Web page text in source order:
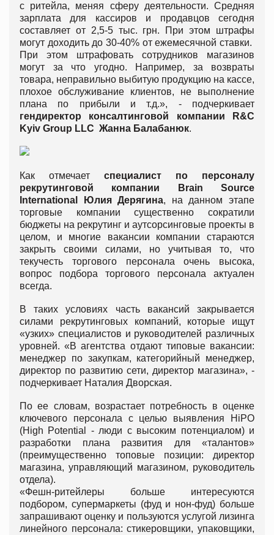
с ритейла, меняя сферу деятельности. Средняя
зарплата для кассиров и продавцов сегодня
составляет от 2,5-5 тыс. грн. При этом штрафы
могут доходить до 30-40% от ежемесячной ставки.
При этом штрафовать сотрудников магазинов
могут за что угодно. Например, за возвраты
товара, неправильно выбитую продукцию на кассе,
плохое обслуживание клиентов, не выполнение
плана по прибыли и т.д.», - подчеркивает
гендиректор консалтинговой компании R&C
Kyiv Group LLC Жанна Балабанюк.
Как отмечает специалист по персоналу
рекрутинговой компании Brain Source
International Юлия Дерягина, на данном этапе
торговые компании существенно сократили
бюджеты на рекрутинг и аутсорсинговые проекты в
целом, и многие вакансии компании стараются
закрыть своими силами, но учитывая то, что
текучесть торгового персонала очень высока,
вопрос подбора торгового персонала актуален
всегда.
В таких условиях часть вакансий закрывается
силами рекрутинговых компаний, которые ищут
«узких» специалистов и руководителей различных
уровней. «В агентства отдают типовые вакансии:
менеджер по закупкам, категорийный менеджер,
директор по развитию сети, директор магазина», -
подчеркивает Наталия Дворская.
По ее словам, возрастает потребность в оценке
ключевого персонала с целью выявления HiPO
(High Potential - люди с высоким потенциалом) и
разработки плана развития для «талантов»
(преимущественно топовые позиции: директор
магазина, управляющий магазином, руководитель
отдела).
«Фешн-ритейлеры больше интересуются
подбором, супермаркеты (фуд и нон-фуд) больше
запрашивают оценку и пользуются услугой лизинга
линейного персонала: стикеровщики, упаковщики,